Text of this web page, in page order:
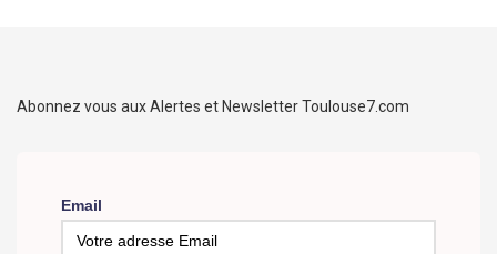
Abonnez vous aux Alertes et Newsletter Toulouse7.com
Email